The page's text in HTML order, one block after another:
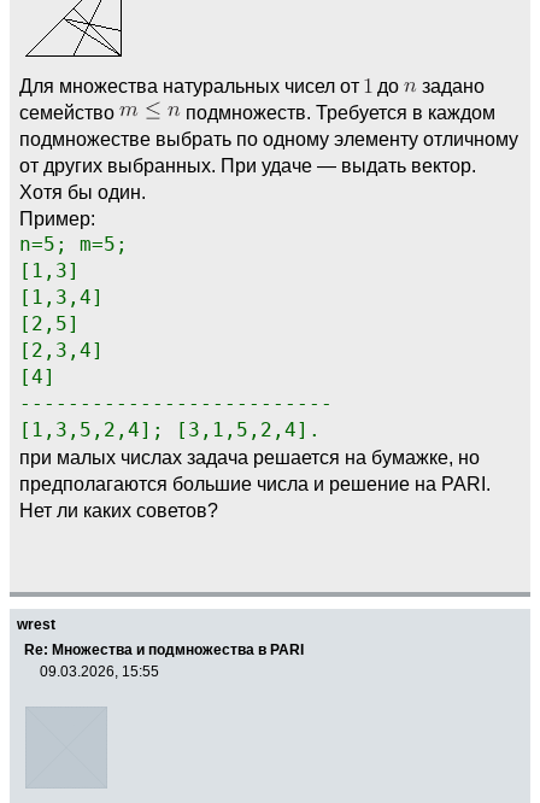
Для множества натуральных чисел от до
задано
семейство
подмножеств. Требуется в каждом
подмножестве выбрать по одному элементу отличному
от других выбранных. При удаче — выдать вектор.
Хотя бы один.
Пример:
n=5; m=5;
[1,3]
[1,3,4]
[2,5]
[2,3,4]
[4]
--------------------------
[1,3,5,2,4]; [3,1,5,2,4].
при малых числах задача решается на бумажке, но
предполагаются большие числа и решение на PARI.
Нет ли каких советов?
wrest
Re: Множества и подмножества в PARI
09.03.2026, 15:55